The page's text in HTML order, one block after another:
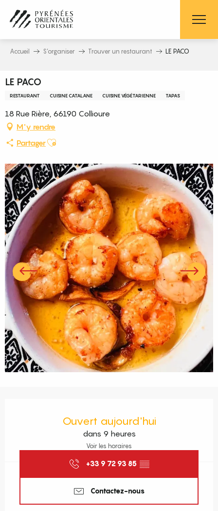
contenu
principal
Accueil S’organiser Trouver un restaurant LE PACO
LE PACO
RESTAURANT CUISINE CATALANE CUISINE VÉGÉTARIENNE TAPAS
18 Rue Rière, 66190 Collioure
M'y rendre
PartagerAjouter aux favoris
Ouvert aujourd'hui
dans 9 heures
Voir les horaires
+33 9 72 93 85 ▒▒
Contactez-nous